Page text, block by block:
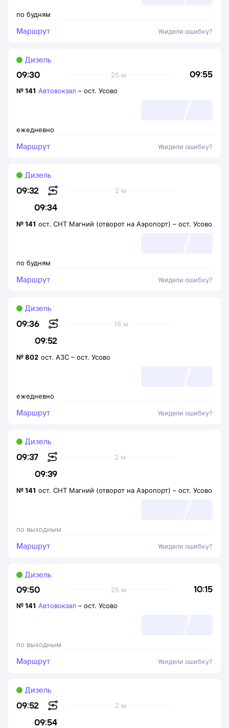
по будням
Маршрут Увидели ошибку?
09:30 09:55
25 м
Дизель
ежедневно
№141 Автовокзал – ост. Усово
Маршрут Увидели ошибку?
09:32
09:34
2 м
Дизель
по будням
№141 ост. СНТ Магний (отворот на Аэропорт) – ост. Усово
Маршрут Увидели ошибку?
09:36
09:52
16 м
Дизель
ежедневно
№802 ост. АЗС – ост. Усово
Маршрут Увидели ошибку?
09:37
09:39
2 м
Дизель
по выходным
№141 ост. СНТ Магний (отворот на Аэропорт) – ост. Усово
Маршрут Увидели ошибку?
09:50 10:15
25 м
Дизель
по выходным
№141 Автовокзал – ост. Усово
Маршрут Увидели ошибку?
09:52
09:54
2 м
Дизель